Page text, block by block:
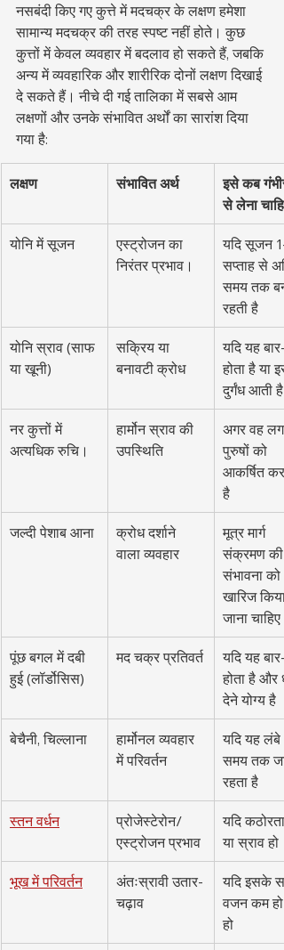
नसबंदी किए गए कुत्ते में मदचक्र के लक्षण हमेशा
सामान्य मदचक्र की तरह स्पष्ट नहीं होते। कुछ
कुत्तों में केवल व्यवहार में बदलाव हो सकते हैं, जबकि
अन्य में व्यवहारिक और शारीरिक दोनों लक्षण दिखाई
दे सकते हैं। नीचे दी गई तालिका में सबसे आम
लक्षणों और उनके संभावित अर्थों का सारांश दिया
गया है:
लक्षण संभावित अर्थ
इसे कब
से लेना
योनि में सूजन
एस्ट्रोजन का
निरंतर प्रभाव।
यदि सूजन
सप्ताह से
समय तक
रहती है
योनि स्राव (साफ
या खूनी)
सक्रिय या
बनावटी क्रोध
यदि यह बार-
होता है या
दुर्गंध आती है
नर कुत्तों में
अत्यधिक रुचि।
हार्मोन स्राव की
उपस्थिति
अगर वह
पुरुषों को
आकर्षित कर
है
जल्दी पेशाब आना
क्रोध दर्शाने
वाला व्यवहार
मूत्र मार्ग
संक्रमण की
संभावना को
खारिज किया
जाना चाहिए।
पूंछ बगल में दबी
हुई (लॉर्डोसिस)
मद चक्र प्रतिवर्त
यदि यह बार-
होता है और
देने योग्य है
बेचैनी, चिल्लाना
हार्मोनल व्यवहार
में परिवर्तन
यदि यह लंबे
समय तक
रहता है
स्तन वर्धन
प्रोजेस्टेरोन/
एस्ट्रोजन प्रभाव
यदि कठोरता,
या स्राव हो
भूख में परिवर्तन
अंतःस्रावी उतार-
चढ़ाव
यदि इसके
वजन कम हो
हो